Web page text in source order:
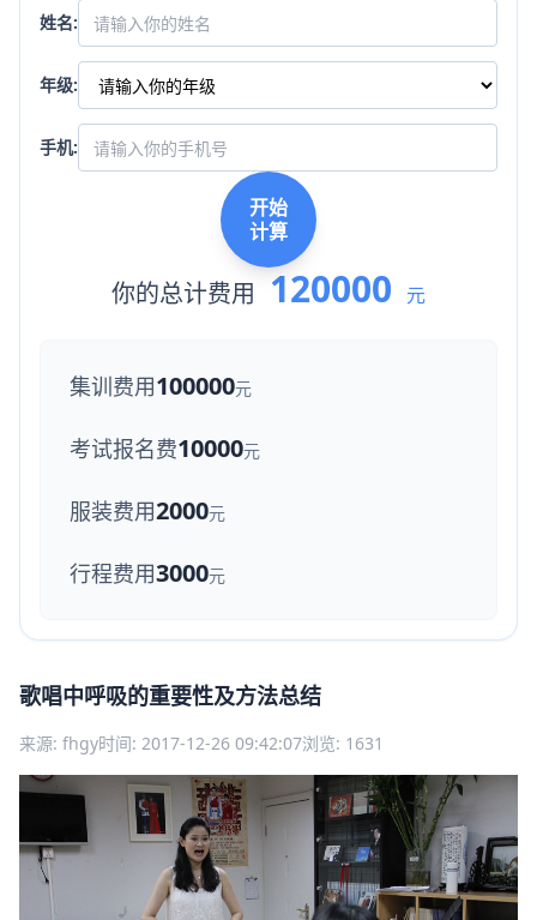
姓名:
年级:
手机:
开始
计算
你的总计费用 120000 元
集训费用100000元
考试报名费10000元
服装费用2000元
行程费用3000元
歌唱中呼吸的重要性及方法总结
来源: fhgy时间: 2017-12-26 09:42:07浏览: 1631